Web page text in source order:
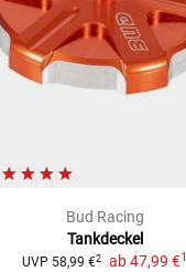
Bud Racing
Tankdeckel
UVP 58,99 €2 ab 47,99 €1